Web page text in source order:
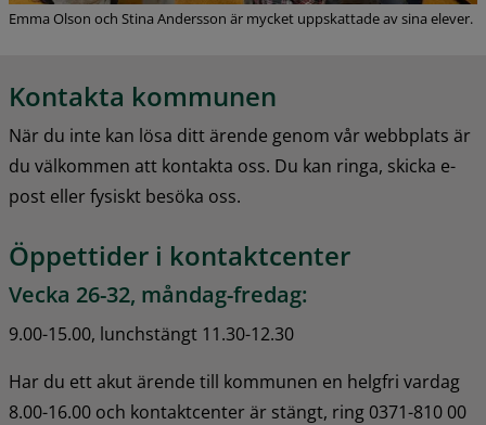
Emma Olson och Stina Andersson är mycket uppskattade av sina elever.
Kontakta kommunen
När du inte kan lösa ditt ärende genom vår webbplats är
du välkommen att kontakta oss. Du kan ringa, skicka e-
post eller fysiskt besöka oss.
Öppettider i kontaktcenter
Vecka 26-32, måndag-fredag:
9.00-15.00, lunchstängt 11.30-12.30
Har du ett akut ärende till kommunen en helgfri vardag
8.00-16.00 och kontaktcenter är stängt, ring 0371-810 00